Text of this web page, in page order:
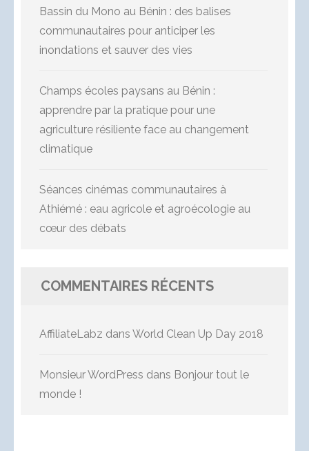
Bassin du Mono au Bénin : des balises
communautaires pour anticiper les
inondations et sauver des vies
Champs écoles paysans au Bénin :
apprendre par la pratique pour une
agriculture résiliente face au changement
climatique
Séances cinémas communautaires à
Athiémé : eau agricole et agroécologie au
cœur des débats
COMMENTAIRES RÉCENTS
AffiliateLabz dans World Clean Up Day 2018
Monsieur WordPress dans Bonjour tout le
monde !